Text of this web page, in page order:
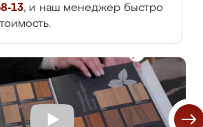
13, и наш менеджер быстро